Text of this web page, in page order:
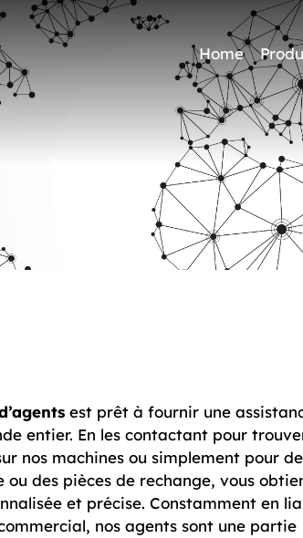
Home
est prêt à fournir une
entier. En les contactant pour
nos machines ou simplement pour
ou des pièces de rechange, vous
et précise. Constamment en
nos agents sont une partie